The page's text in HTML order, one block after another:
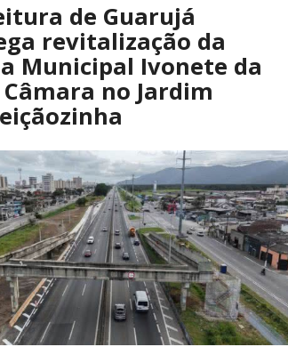
de Guarujá
revitalização da
Municipal Ivonete da
no Jardim